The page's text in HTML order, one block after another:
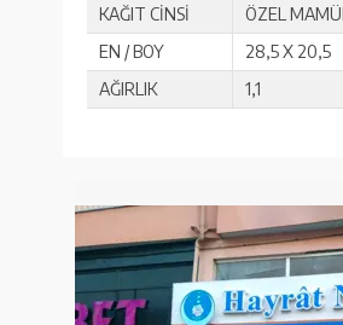
KAĞIT CİNSİ
ÖZEL
EN / BOY
28,5 X 20,5
AĞIRLIK
1,1